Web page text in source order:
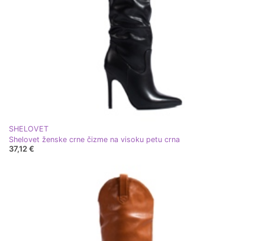
SHELOVET
Shelovet ženske crne čizme na visoku petu crna
37,12 €